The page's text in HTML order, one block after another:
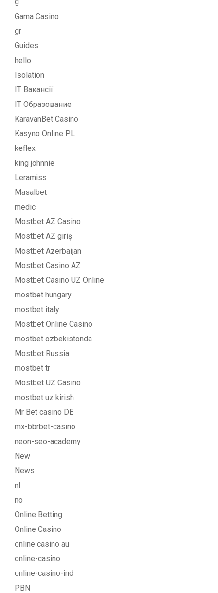
Gama Casino
gr
Guides
hello
Isolation
IT Вакансії
IT Образование
KaravanBet Casino
Kasyno Online PL
keflex
king johnnie
Leramiss
Masalbet
medic
Mostbet AZ Casino
Mostbet AZ giriş
Mostbet Azerbaijan
Mostbet Casino AZ
Mostbet Casino UZ Online
mostbet hungary
mostbet italy
Mostbet Online Casino
mostbet ozbekistonda
Mostbet Russia
mostbet tr
Mostbet UZ Casino
mostbet uz kirish
Mr Bet casino DE
mx-bbrbet-casino
neon-seo-academy
New
News
nl
no
Online Betting
Online Casino
online casino au
online-casino
online-casino-ind
PBN